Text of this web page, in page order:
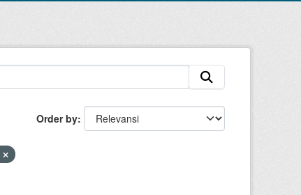
Order by